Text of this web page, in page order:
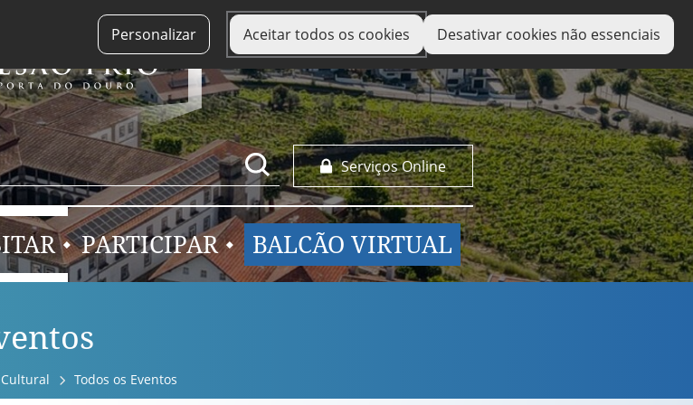
Personalizar Aceitar todos os cookies Desativar cookies não essenciais
Serviços Online
PARTICIPAR BALCÃO VIRTUAL
Todos os Eventos